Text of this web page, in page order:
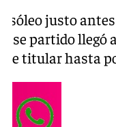
sóleo justo
Ese partido llegó
titular hasta